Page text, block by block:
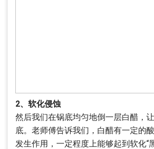
2、软化侵蚀
然后我们在锅底均匀地倒一层白醋，
底。老师傅告诉我们，白醋有一定的
发生作用，一定程度上能够起到软化“